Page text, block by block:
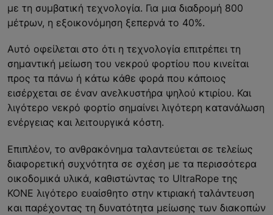
με τη συμβατική τεχνολογία. Για μια διαδρομή 800
μέτρων, η εξοικονόμηση ξεπερνά το 40%.
Αυτό οφείλεται στο ότι η τεχνολογία επιτρέπει τη
σημαντική μείωση του νεκρού φορτίου που κινείται
προς τα πάνω ή κάτω κάθε φορά που κάποιος
εισέρχεται σε έναν ανελκυστήρα ψηλού κτιρίου. Και
λιγότερο νεκρό φορτίο σημαίνει λιγότερη κατανάλωση
ενέργειας και λειτουργικά κόστη.
Επιπλέον, το ανθρακόνημα ταλαντεύεται σε τελείως
διαφορετική συχνότητα σε σχέση με τα περισσότερα
οικοδομικά υλικά, καθιστώντας το UltraRope της
ΚΟΝΕ λιγότερο ευαίσθητο στην κτιριακή ταλάντευση
και παρέχοντας τη δυνατότητα μείωσης των διακοπών